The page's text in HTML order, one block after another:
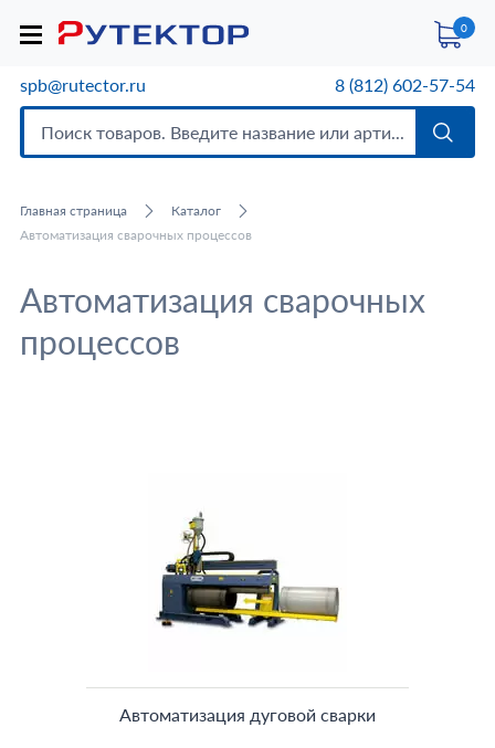
0
spb@rutector.ru 8 (812) 602-57-54
Главная страница
Каталог
Автоматизация сварочных процессов
Автоматизация сварочных
процессов
Автоматизация дуговой сварки